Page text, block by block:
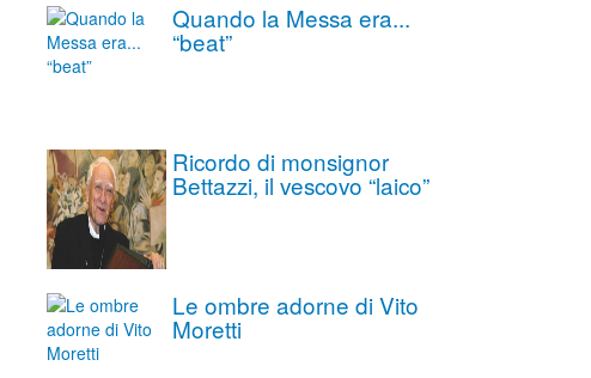
Quando la Messa era...
“beat”
Ricordo di monsignor
Bettazzi, il vescovo “laico”
Le ombre adorne di Vito
Moretti